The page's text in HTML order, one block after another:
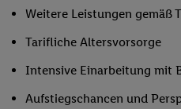
Weitere Leistungen gemäß
Tarifliche Altersvorsorge
Intensive Einarbeitung mit
Aufstiegschancen und